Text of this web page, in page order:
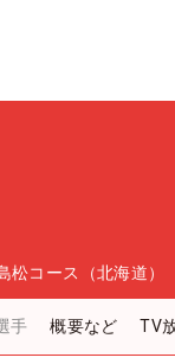
松コース（北海道）
手 概要など TV